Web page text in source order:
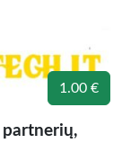
1.00 €